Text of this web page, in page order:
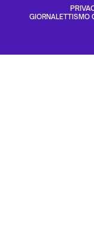
GIORNALETTISMO